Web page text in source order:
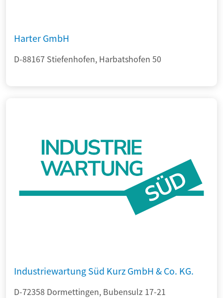
Harter GmbH
D-88167 Stiefenhofen, Harbatshofen 50
Industriewartung Süd Kurz GmbH & Co. KG.
D-72358 Dormettingen, Bubensulz 17-21